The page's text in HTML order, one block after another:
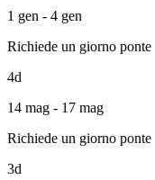
1 gen - 4 gen
Richiede un giorno ponte
4d
14 mag - 17 mag
Richiede un giorno ponte
3d